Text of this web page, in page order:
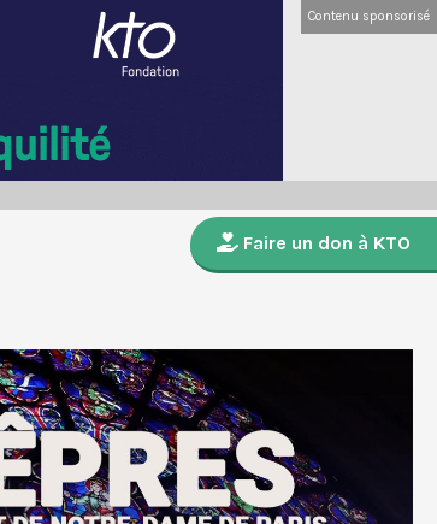
Contenu sponsorisé
Faire un don à KTO